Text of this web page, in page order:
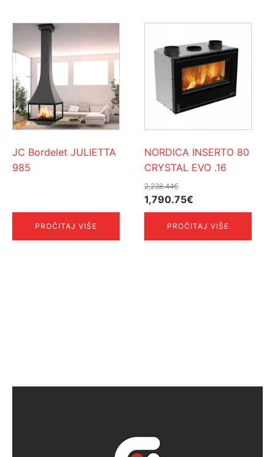
JC Bordelet JULIETTA
985
PROČITAJ VIŠE
NORDICA INSERTO 80
CRYSTAL EVO .16
2,238.44€
Izvorna
cijena
je:
1,790.75€
cijena
je:
1,790.75€.
PROČITAJ VIŠE